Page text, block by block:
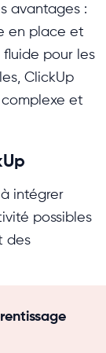
avantages :
en place et
pour les
ClickUp
et
intégrer
possibles
des